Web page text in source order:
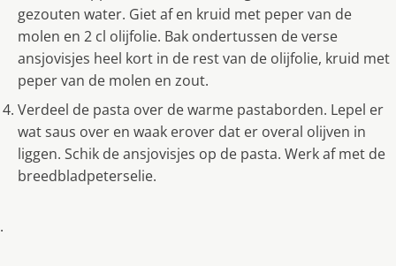
gezouten water. Giet af en kruid met peper van de
molen en 2 cl olijfolie. Bak ondertussen de verse
ansjovisjes heel kort in de rest van de olijfolie, kruid met
peper van de molen en zout.
Verdeel de pasta over de warme pastaborden. Lepel er
wat saus over en waak erover dat er overal olijven in
liggen. Schik de ansjovisjes op de pasta. Werk af met de
breedbladpeterselie.
.